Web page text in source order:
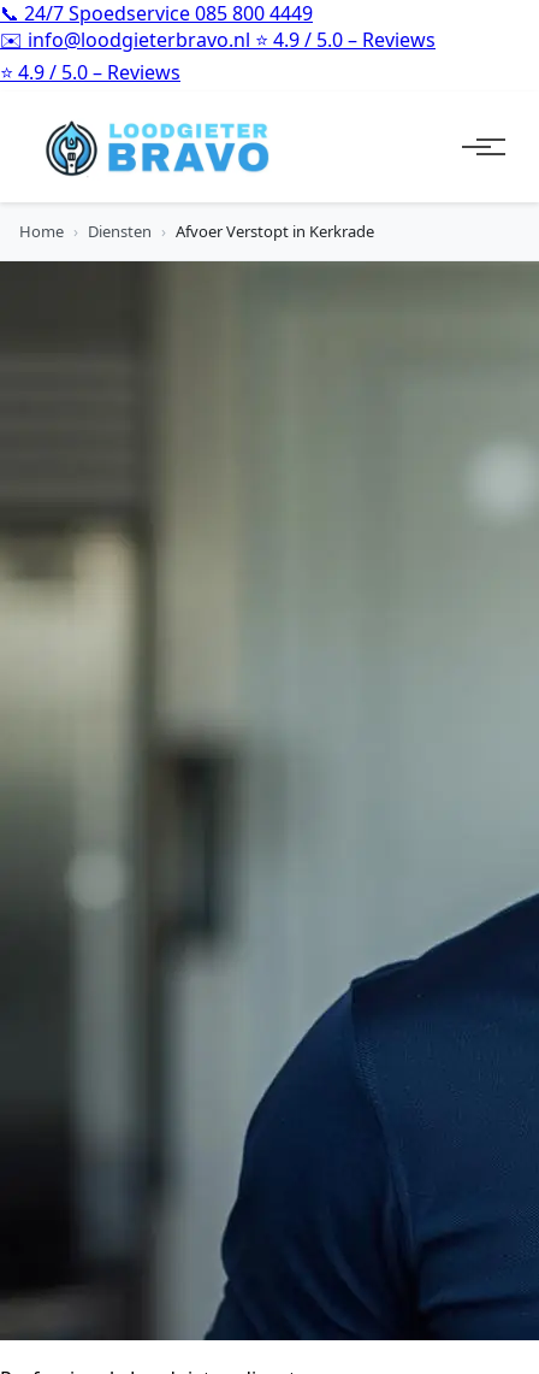
📞 24/7 Spoedservice085 800 4449
✉️ info@loodgieterbravo.nl ⭐ 4.9 / 5.0 – Reviews
⭐ 4.9 / 5.0 – Reviews
Home › Diensten › Afvoer Verstopt in Kerkrade